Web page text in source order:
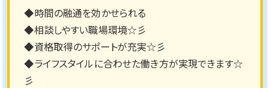
◆時間の融通を効かせられる
◆相談しやすい職場環境☆彡
◆資格取得のサポートが充実☆彡
◆ライフスタイルに合わせた働き方が実現できます☆
彡